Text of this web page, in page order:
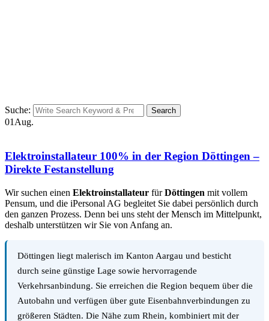
Suche: Search
01Aug.
Elektroinstallateur 100% in der Region Döttingen –
Direkte Festanstellung
Wir suchen einen Elektroinstallateur fürDöttingen mit vollem
Pensum, und die iPersonal AG begleitet Sie dabei persönlich durch
den ganzen Prozess. Denn bei uns steht der Mensch im Mittelpunkt,
deshalb unterstützen wir Sie von Anfang an.
Döttingen liegt malerisch im Kanton Aargau und besticht
durch seine günstige Lage sowie hervorragende
Verkehrsanbindung. Sie erreichen die Region bequem über die
Autobahn und verfügen über gute Eisenbahnverbindungen zu
größeren Städten. Die Nähe zum Rhein, kombiniert mit der